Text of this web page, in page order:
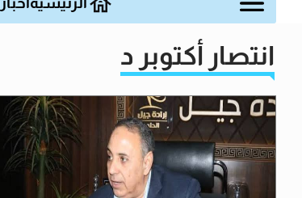
انتصار أكتوبر د